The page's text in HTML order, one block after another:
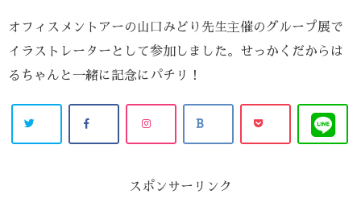
オフィスメントアーの山口みどり先生主催のグループ展で
イラストレーターとして参加しました。せっかくだからは
るちゃんと一緒に記念にパチリ！
スポンサーリンク